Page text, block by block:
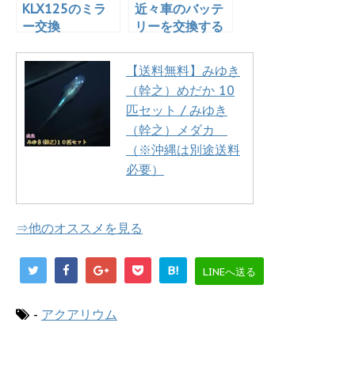
KLX125のミラ
ー交換
近々車のバッテ
リーを交換する
【送料無料】みゆき
（幹之）めだか 10
匹セット / みゆき
（幹之）メダカ
（※沖縄は別途送料
必要）
⇒他のオススメを見る
B! LINEへ送る
- アクアリウム